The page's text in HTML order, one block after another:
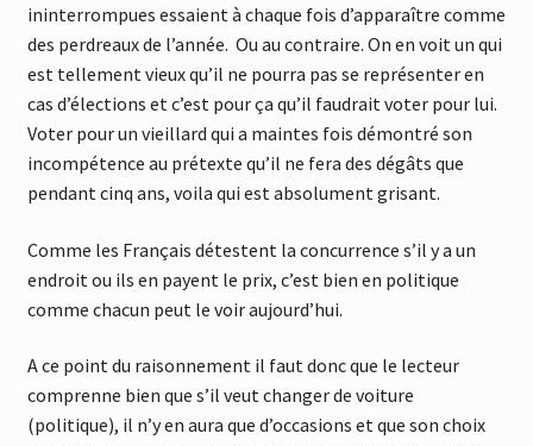
ininterrompues essaient à chaque fois d’apparaître comme
des perdreaux de l’année. Ou au contraire. On en voit un qui
est tellement vieux qu’il ne pourra pas se représenter en
cas d’élections et c’est pour ça qu’il faudrait voter pour lui.
Voter pour un vieillard qui a maintes fois démontré son
incompétence au prétexte qu’il ne fera des dégâts que
pendant cinq ans, voila qui est absolument grisant.
Comme les Français détestent la concurrence s’il y a un
endroit ou ils en payent le prix, c’est bien en politique
comme chacun peut le voir aujourd’hui.
A ce point du raisonnement il faut donc que le lecteur
comprenne bien que s’il veut changer de voiture
(politique), il n’y en aura que d’occasions et que son choix